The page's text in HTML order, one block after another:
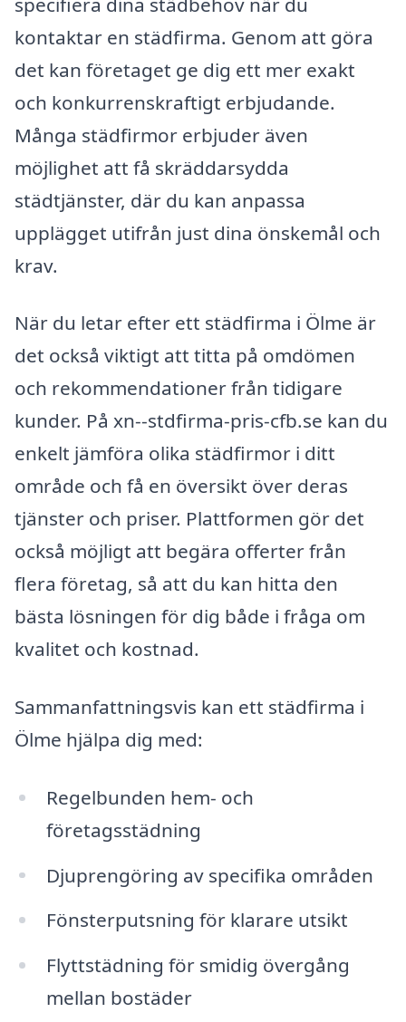
kontaktar en städfirma. Genom att göra
det kan företaget ge dig ett mer exakt
och konkurrenskraftigt erbjudande.
Många städfirmor erbjuder även
möjlighet att få skräddarsydda
städtjänster, där du kan anpassa
upplägget utifrån just dina önskemål och
krav.
När du letar efter ett städfirma i Ölme är
det också viktigt att titta på omdömen
och rekommendationer från tidigare
kunder. På xn--stdfirma-pris-cfb.se kan du
enkelt jämföra olika städfirmor i ditt
område och få en översikt över deras
tjänster och priser. Plattformen gör det
också möjligt att begära offerter från
flera företag, så att du kan hitta den
bästa lösningen för dig både i fråga om
kvalitet och kostnad.
Sammanfattningsvis kan ett städfirma i
Ölme hjälpa dig med:
Regelbunden hem- och
företagsstädning
Djuprengöring av specifika områden
Fönsterputsning för klarare utsikt
Flyttstädning för smidig övergång
mellan bostäder